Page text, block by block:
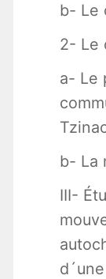
b- Le
2- Le
a- Le
b- La
III-